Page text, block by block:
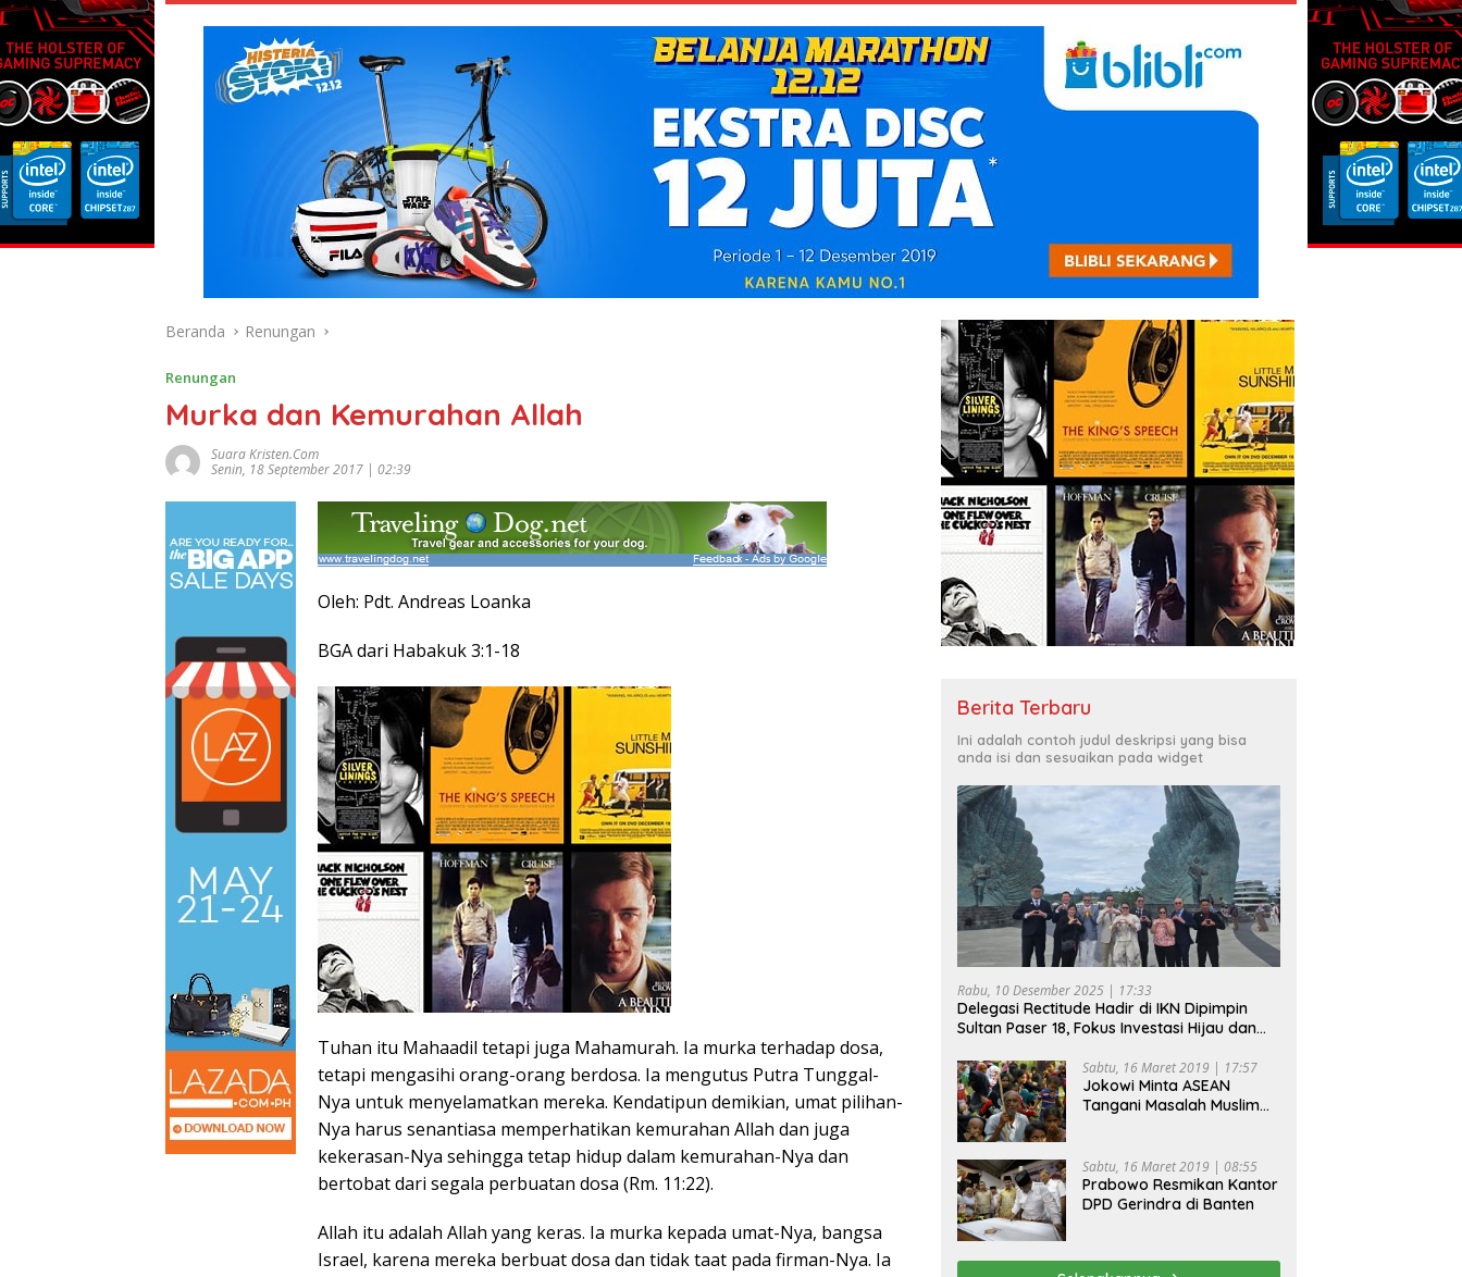
Beranda Renungan
Renungan
Murka dan Kemurahan Allah
Suara Kristen.com
Senin, 18 September 2017 | 02:39
Oleh: Pdt. Andreas Loanka
BGA dari Habakuk 3:1-18
Tuhan itu Mahaadil tetapi juga Mahamurah. Ia murka terhadap dosa,
tetapi mengasihi orang-orang berdosa. Ia mengutus Putra Tunggal-
Nya untuk menyelamatkan mereka. Kendatipun demikian, umat pilihan-
Nya harus senantiasa memperhatikan kemurahan Allah dan juga
kekerasan-Nya sehingga tetap hidup dalam kemurahan-Nya dan
bertobat dari segala perbuatan dosa (Rm. 11:22).
Allah itu adalah Allah yang keras. Ia murka kepada umat-Nya, bangsa
Israel, karena mereka berbuat dosa dan tidak taat pada firman-Nya. Ia
Berita Terbaru
Ini adalah contoh judul deskripsi yang bisa
anda isi dan sesuaikan pada widget
Rabu, 10 Desember 2025 | 17:33
Delegasi Rectitude Hadir di IKN Dipimpin
Sultan Paser 18, Fokus Investasi Hijau dan
Sabtu, 16 Maret 2019 | 17:57
Jokowi Minta ASEAN
Tangani Masalah Muslim
Sabtu, 16 Maret 2019 | 08:55
Prabowo Resmikan Kantor
DPD Gerindra di Banten